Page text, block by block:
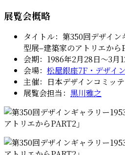
展覧会概略
タイトル：第350回デザイ
型展–建築家のアトリエから
会期：1986年2月28日〜3月
会場： 松屋銀座7F・デザイ
主催：日本デザインコミッ
展覧会担当： 黒川雅之